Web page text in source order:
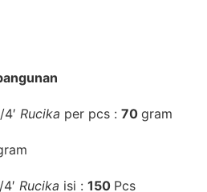
Rucika per pcs : 70 gram
Rucika isi : 150 Pcs